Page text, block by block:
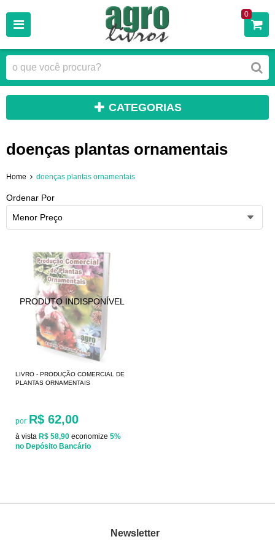
0
CATEGORIAS
doenças plantas ornamentais
Home doenças plantas ornamentais
Ordenar Por
Menor Preço
LIVRO - PRODUÇÃO COMERCIAL DE
PLANTAS ORNAMENTAIS
por R$ 62,00
à vista R$ 58,90 economize 5%
no Depósito Bancário
Newsletter